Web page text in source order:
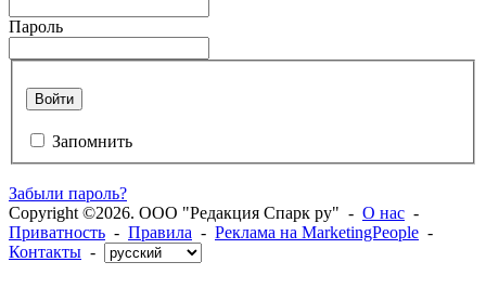
Пароль
Войти
Запомнить
Забыли пароль?
Copyright ©2026. ООО "Редакция Спарк ру" - О нас -
Приватность - Правила - Реклама на MarketingPeople -
Контакты -